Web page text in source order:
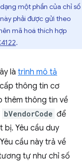
một phần của chỉ số
phải được gửi theo
mã hoá thích hợp
.
là trình mô tả
thông tin cơ
thêm thông tin về
bVendorCode để
bị. Yêu cầu duy
cầu này trả về
tự như chỉ số